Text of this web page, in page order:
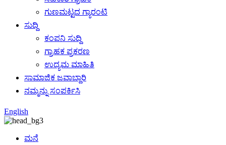
ಗುಣಮಟ್ಟದ ಗ್ಯಾರಂಟಿ
ಸುದ್ದಿ
ಕಂಪನಿ ಸುದ್ದಿ
ಗ್ರಾಹಕ ಪ್ರಕರಣ
ಉದ್ಯಮ ಮಾಹಿತಿ
ಸಾಮಾಜಿಕ ಜವಾಬ್ದಾರಿ
ನಮ್ಮನ್ನು ಸಂಪರ್ಕಿಸಿ
English
ಮನೆ